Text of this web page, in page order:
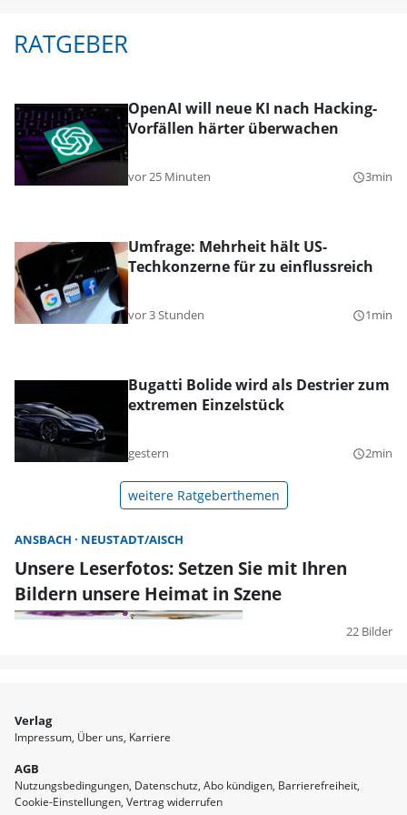
RATGEBER
OpenAI will neue KI nach Hacking-
Vorfällen härter überwachen
vor 25 Minuten query_builder3min
Umfrage: Mehrheit hält US-
Techkonzerne für zu einflussreich
vor 3 Stunden query_builder1min
Bugatti Bolide wird als Destrier zum
extremen Einzelstück
gestern query_builder2min
weitere Ratgeberthemen
ANSBACH NEUSTADT/AISCH
Unsere Leserfotos: Setzen Sie mit Ihren
Bildern unsere Heimat in Szene
22 Bilder
Verlag
Impressum Über uns Karriere
AGB
Nutzungsbedingungen Datenschutz Abo kündigen Barrierefreiheit
Cookie-Einstellungen Vertrag widerrufen